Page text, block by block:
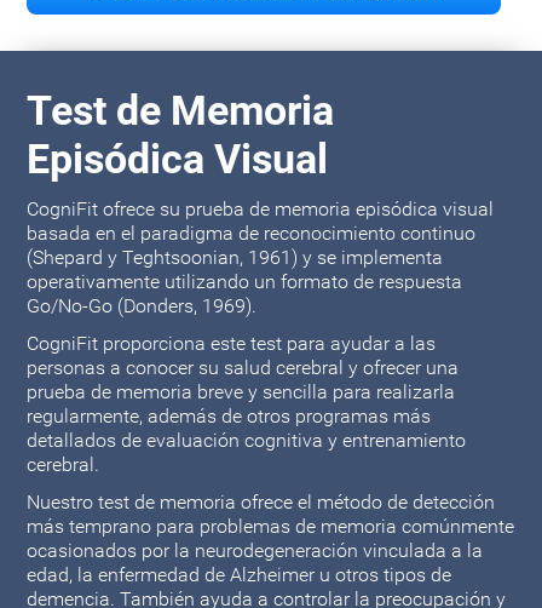
Test de Memoria
Episódica Visual
CogniFit ofrece su prueba de memoria episódica visual
basada en el paradigma de reconocimiento continuo
(Shepard y Teghtsoonian, 1961) y se implementa
operativamente utilizando un formato de respuesta
Go/No-Go (Donders, 1969).
CogniFit proporciona este test para ayudar a las
personas a conocer su salud cerebral y ofrecer una
prueba de memoria breve y sencilla para realizarla
regularmente, además de otros programas más
detallados de evaluación cognitiva y entrenamiento
cerebral.
Nuestro test de memoria ofrece el método de detección
más temprano para problemas de memoria comúnmente
ocasionados por la neurodegeneración vinculada a la
edad, la enfermedad de Alzheimer u otros tipos de
demencia. También ayuda a controlar la preocupación y